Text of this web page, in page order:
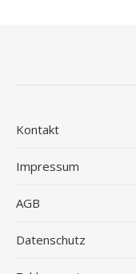
Kontakt
Impressum
AGB
Datenschutz